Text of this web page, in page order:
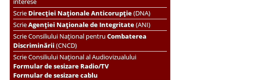
ScrieDirecției Naționale Anticorupție(DNA)
ScrieAgenției Naționale de Integritate(ANI)
ScrieConsiliului Național pentruCombaterea
Discriminării(CNCD)
Scrie Consiliului Național al Audiovizualului
Formular de sesizare Radio/TV
Formular de sesizare cablu